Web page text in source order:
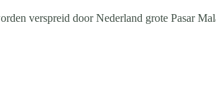
verspreid door Nederland grote Pasar